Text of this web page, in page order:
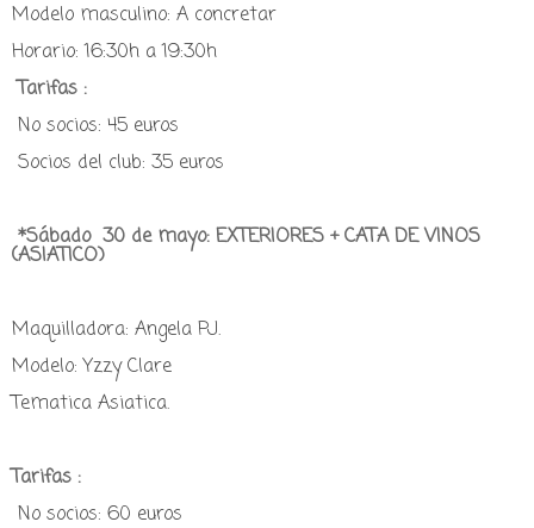
Modelo masculino: A concretar
Horario: 16:30h a 19:30h
Tarifas :
No socios: 45 euros
Socios del club: 35 euros
*Sábado 30 de mayo: EXTERIORES + CATA DE VINOS
(ASIATICO)
Maquilladora: Angela PJ.
Modelo: Yzzy Clare
Tematica Asiatica.
Tarifas :
No socios: 60 euros